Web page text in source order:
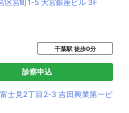
区宮町1-5 大宮銀座ビル 3F
千葉駅 徒歩0分
診察申込
士見2丁目2-3 吉田興業第一ビ